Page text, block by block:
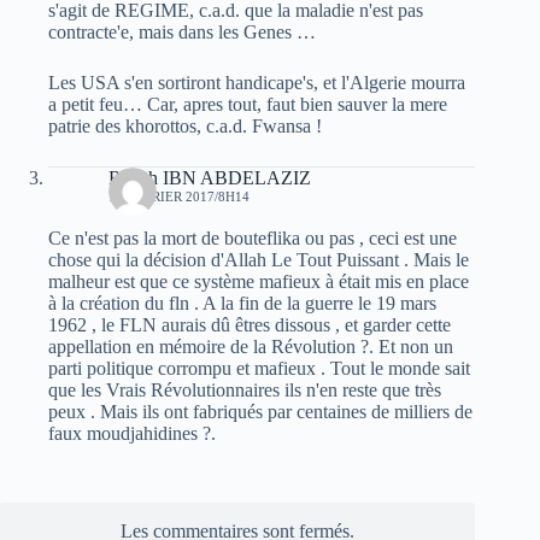
s'agit de REGIME, c.a.d. que la maladie n'est pas
contracte'e, mais dans les Genes …
Les USA s'en sortiront handicape's, et l'Algerie mourra
a petit feu… Car, apres tout, faut bien sauver la mere
patrie des khorottos, c.a.d. Fwansa !
Rabah IBN ABDELAZIZ
10 FÉVRIER 2017/8H14
Ce n'est pas la mort de bouteflika ou pas , ceci est une
chose qui la décision d'Allah Le Tout Puissant . Mais le
malheur est que ce système mafieux à était mis en place
à la création du fln . A la fin de la guerre le 19 mars
1962 , le FLN aurais dû êtres dissous , et garder cette
appellation en mémoire de la Révolution ?. Et non un
parti politique corrompu et mafieux . Tout le monde sait
que les Vrais Révolutionnaires ils n'en reste que très
peux . Mais ils ont fabriqués par centaines de milliers de
faux moudjahidines ?.
Les commentaires sont fermés.